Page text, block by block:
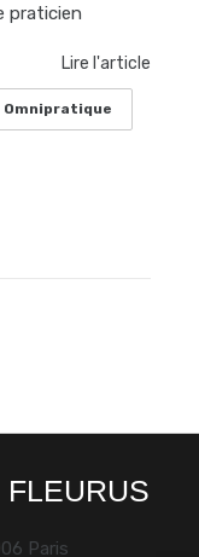
praticien
Lire l'article
Omnipratique
Paris